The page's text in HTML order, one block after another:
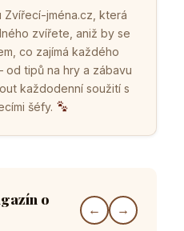
Zvířecí-jména.cz, která
zvířete, aniž by se
co zajímá každého
od tipů na hry a zábavu
každodenní soužití s
šéfy.
o
← →